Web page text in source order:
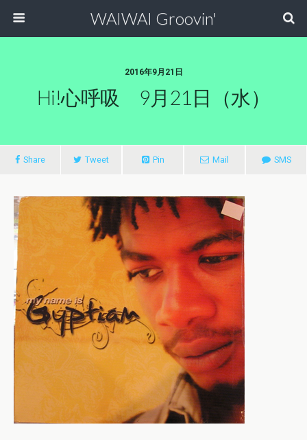
WAIWAI Groovin'
2016年9月21日
Hi!心呼吸 9月21日（水）
Share Tweet Pin Mail SMS